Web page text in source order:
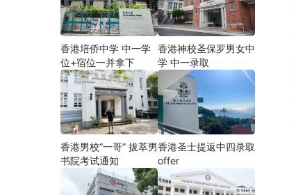
香港培侨中学 中一学
位+宿位一并拿下
香港神校圣保罗男女中
学 中一录取
香港男校“一哥” 拔萃男
书院考试通知
香港圣士提返中四录取
offer